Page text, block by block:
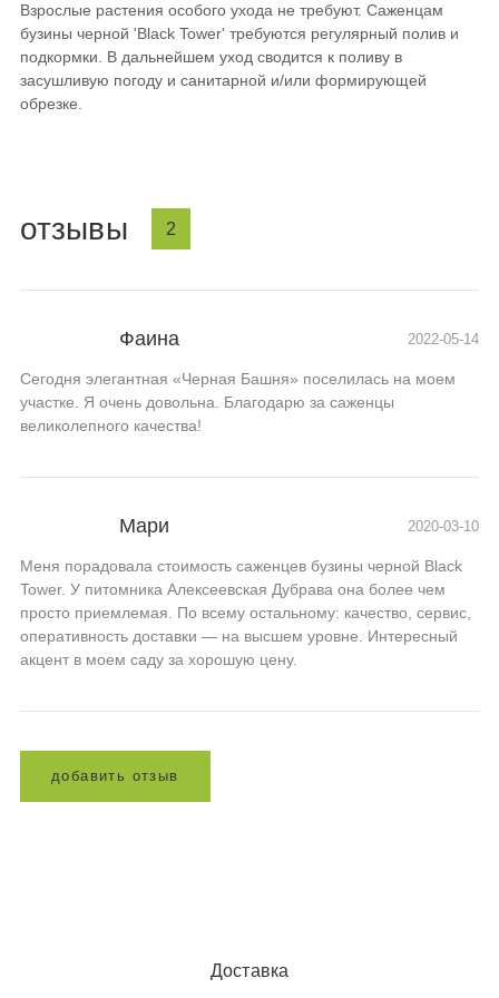
Взрослые растения особого ухода не требуют. Саженцам
бузины черной 'Black Tower' требуются регулярный полив и
подкормки. В дальнейшем уход сводится к поливу в
засушливую погоду и санитарной и/или формирующей
обрезке.
отзывы 2
Фаина 2022-05-14
Сегодня элегантная «Черная Башня» поселилась на моем
участке. Я очень довольна. Благодарю за саженцы
великолепного качества!
Мари 2020-03-10
Меня порадовала стоимость саженцев бузины черной Black
Tower. У питомника Алексеевская Дубрава она более чем
просто приемлемая. По всему остальному: качество, сервис,
оперативность доставки — на высшем уровне. Интересный
акцент в моем саду за хорошую цену.
доба вит ь отз ыв
Доставка